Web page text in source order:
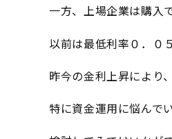
一方、上場企業は購入
以前は最低利率０．０
昨今の金利上昇により
特に資金運用に悩んで